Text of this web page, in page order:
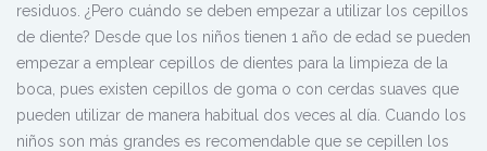
residuos. ¿Pero cuándo se deben empezar a utilizar los cepillos
de diente? Desde que los niños tienen 1 año de edad se pueden
empezar a emplear cepillos de dientes para la limpieza de la
boca, pues existen cepillos de goma o con cerdas suaves que
pueden utilizar de manera habitual dos veces al día. Cuando los
niños son más grandes es recomendable que se cepillen los